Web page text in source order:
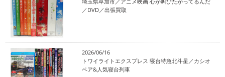
／DVD／出張買取
2026/06/16
トワイライトエクスプレス 寝台特急北斗星／カシオ
ペア&人気寝台列車